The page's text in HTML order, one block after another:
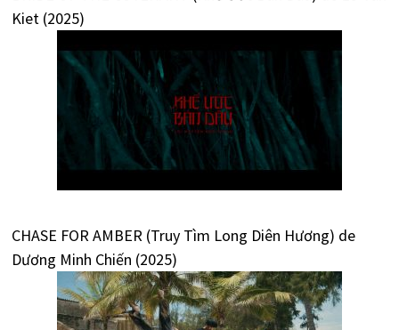
Kiet (2025)
CHASE FOR AMBER (Truy Tìm Long Diên Hương) de
Dương Minh Chiến (2025)